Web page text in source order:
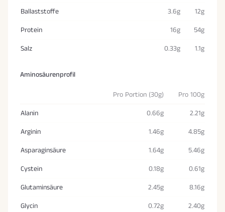
Ballaststoffe
3.6g
12g
Protein
16g
54g
Salz
0.33g 1.1g
Aminosäurenprofil
Pro Portion (30g)
Pro 100g
Alanin
0.66g
2.21g
Arginin
1.46g
4.85g
Asparaginsäure
1.64g
5.46g
Cystein
0.18g
0.61g
Glutaminsäure
2.45g
8.16g
Glycin
0.72g
2.40g